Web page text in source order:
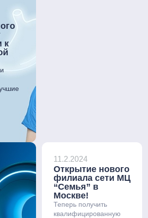
к
11.2.2024
Открытие нового
филиала сети МЦ
“Семья” в
Москве!
Теперь получить
квалифицированную